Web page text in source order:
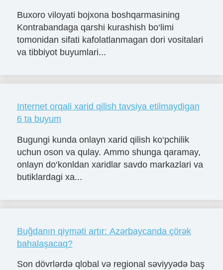
Buxoro viloyati bojxona boshqarmasining
Kontrabandaga qarshi kurashish bo‘limi
tomonidan sifati kafolatlanmagan dori vositalari
va tibbiyot buyumlari...
Internet orqali xarid qilish tavsiya etilmaydigan
6 ta buyum
Bugungi kunda onlayn xarid qilish ko‘pchilik
uchun oson va qulay. Ammo shunga qaramay,
onlayn do‘konldan xaridlar savdo markazlari va
butiklardagi xa...
Buğdanın qiyməti artır: Azərbaycanda çörək
bahalaşacaq?
Son dövrlərdə qlobal və regional səviyyədə baş